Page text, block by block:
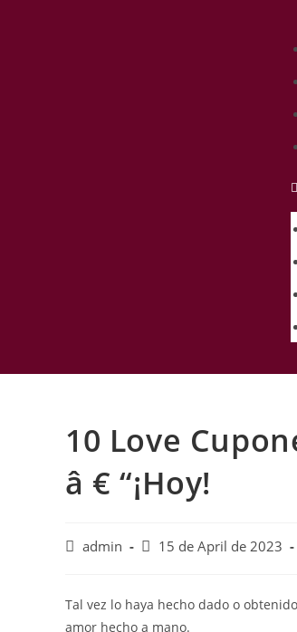
10 Love
â € “¡Hoy!
admin 15 de April de 2023
Tal vez lo haya hecho dado o
amor hecho a mano.